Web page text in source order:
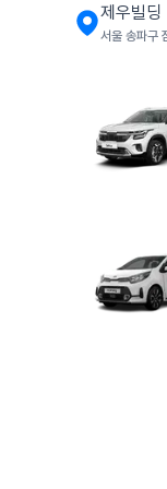
제우빌딩
서울 송파구